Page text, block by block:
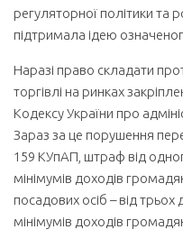
регуляторної політики та
підтримала ідею
Наразі право складати
торгівлі на ринках
Кодексу України про
Зараз за це порушення
159 КУпАП, штраф від
мінімумів доходів
посадових осіб – від
мінімумів доходів